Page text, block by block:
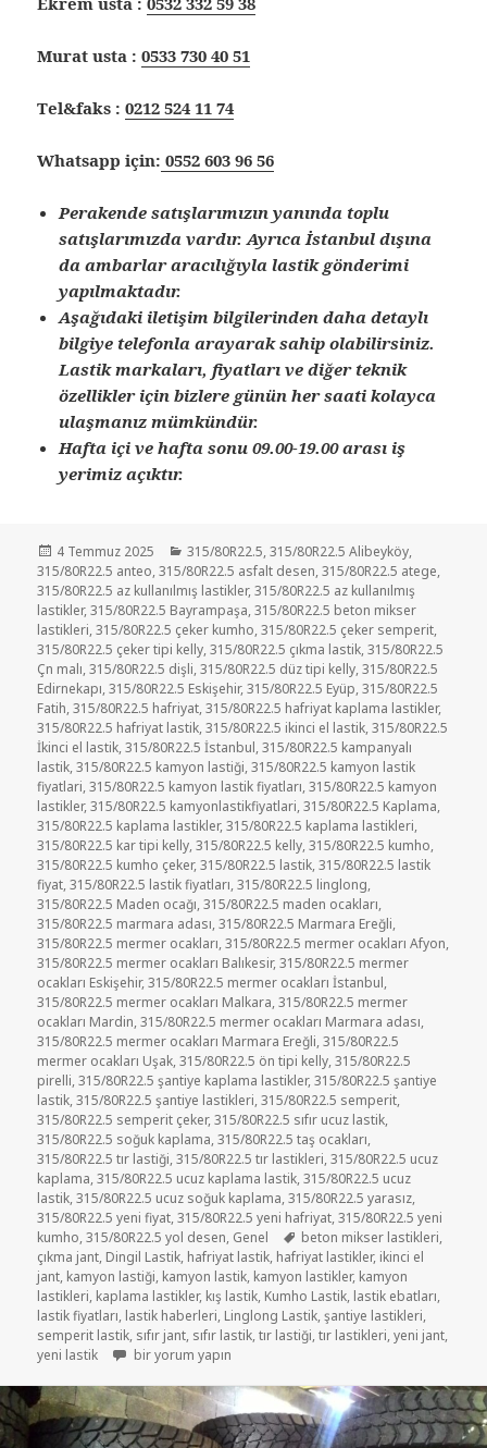
Murat usta :0533 730 40 51
Tel&faks :0212 524 11 74
Whatsapp için: 0552 603 96 56
Perakende satışlarımızın yanında toplu
satışlarımızda vardır. Ayrıca İstanbul dışına
da ambarlar aracılığıyla lastik gönderimi
yapılmaktadır.
Aşağıdaki iletişim bilgilerinden daha detaylı
bilgiye telefonla arayarak sahip olabilirsiniz.
Lastik markaları, fiyatları ve diğer teknik
özellikler için bizlere günün her saati kolayca
ulaşmanız mümkündür.
Hafta içi ve hafta sonu 09.00-19.00 arası iş
yerimiz açıktır.
Yayın
tarihi
4 Temmuz 2025 Kategoriler
315/80R22.5,315/80R22.5 Alibeyköy,
315/80R22.5 anteo,315/80R22.5 asfalt desen,315/80R22.5 atege,
315/80R22.5 az kullanılmış lastikler,315/80R22.5 az kullanılmış
lastikler,315/80R22.5 Bayrampaşa,315/80R22.5 beton mikser
lastikleri,315/80R22.5 çeker kumho,315/80R22.5 çeker semperit,
315/80R22.5 çeker tipi kelly,315/80R22.5 çıkma lastik,315/80R22.5
Çn malı,315/80R22.5 dişli,315/80R22.5 düz tipi kelly,315/80R22.5
Edirnekapı,315/80R22.5 Eskişehir,315/80R22.5 Eyüp,315/80R22.5
Fatih,315/80R22.5 hafriyat,315/80R22.5 hafriyat kaplama lastikler,
315/80R22.5 hafriyat lastik,315/80R22.5 ikinci el lastik,315/80R22.5
İkinci el lastik,315/80R22.5 İstanbul,315/80R22.5 kampanyalı
lastik,315/80R22.5 kamyon lastiği,315/80R22.5 kamyon lastik
fiyatlari,315/80R22.5 kamyon lastik fiyatları,315/80R22.5 kamyon
lastikler,315/80R22.5 kamyonlastikfiyatlari,315/80R22.5 Kaplama,
315/80R22.5 kaplama lastikler,315/80R22.5 kaplama lastikleri,
315/80R22.5 kar tipi kelly,315/80R22.5 kelly,315/80R22.5 kumho,
315/80R22.5 kumho çeker,315/80R22.5 lastik,315/80R22.5 lastik
fiyat,315/80R22.5 lastik fiyatları,315/80R22.5 linglong,
315/80R22.5 Maden ocağı,315/80R22.5 maden ocakları,
315/80R22.5 marmara adası,315/80R22.5 Marmara Ereğli,
315/80R22.5 mermer ocakları,315/80R22.5 mermer ocakları Afyon,
315/80R22.5 mermer ocakları Balıkesir,315/80R22.5 mermer
ocakları Eskişehir,315/80R22.5 mermer ocakları İstanbul,
315/80R22.5 mermer ocakları Malkara,315/80R22.5 mermer
ocakları Mardin,315/80R22.5 mermer ocakları Marmara adası,
315/80R22.5 mermer ocakları Marmara Ereğli,315/80R22.5
mermer ocakları Uşak,315/80R22.5 ön tipi kelly,315/80R22.5
pirelli,315/80R22.5 şantiye kaplama lastikler,315/80R22.5 şantiye
lastik,315/80R22.5 şantiye lastikleri,315/80R22.5 semperit,
315/80R22.5 semperit çeker,315/80R22.5 sıfır ucuz lastik,
315/80R22.5 soğuk kaplama,315/80R22.5 taş ocakları,
315/80R22.5 tır lastiği,315/80R22.5 tır lastikleri,315/80R22.5 ucuz
kaplama,315/80R22.5 ucuz kaplama lastik,315/80R22.5 ucuz
lastik,315/80R22.5 ucuz soğuk kaplama,315/80R22.5 yarasız,
315/80R22.5 yeni fiyat,315/80R22.5 yeni hafriyat,315/80R22.5 yeni
kumho,315/80R22.5 yol desen, Genel Etiketler
beton mikser lastikleri,
çıkma jant, Dingil Lastik, hafriyat lastik, hafriyat lastikler, ikinci el
jant, kamyon lastiği, kamyon lastik, kamyon lastikler, kamyon
lastikleri, kaplama lastikler, kış lastik, Kumho Lastik, lastik ebatları,
lastik fiyatları, lastik haberleri, Linglong Lastik,şantiye lastikleri,
semperit lastik, sıfır jant, sıfır lastik,tır lastiği,tır lastikleri,yeni jant,
yeni lastik
315/80R22.5 SIFIR YENİ LASTİK için
bir yorum yapın